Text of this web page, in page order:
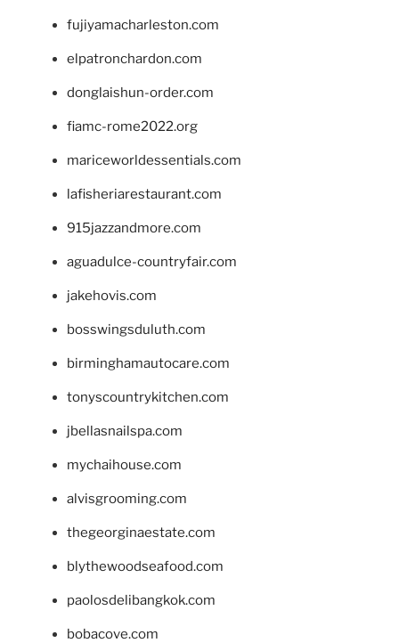
fujiyamacharleston.com
elpatronchardon.com
donglaishun-order.com
fiamc-rome2022.org
mariceworldessentials.com
lafisheriarestaurant.com
915jazzandmore.com
aguadulce-countryfair.com
jakehovis.com
bosswingsduluth.com
birminghamautocare.com
tonyscountrykitchen.com
jbellasnailspa.com
mychaihouse.com
alvisgrooming.com
thegeorginaestate.com
blythewoodseafood.com
paolosdelibangkok.com
bobacove.com